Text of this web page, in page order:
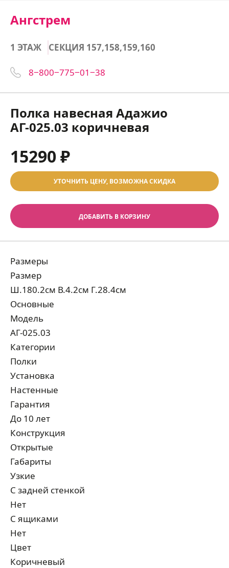
Ангстрем
1 ЭТАЖ СЕКЦИЯ 157,158,159,160
8‒800‒775‒01‒38
Полка навесная Адажио
АГ-025.03 коричневая
15290 ₽
УТОЧНИТЬ ЦЕНУ, ВОЗМОЖНА СКИДКА
ДОБАВИТЬ В КОРЗИНУ
Размеры
Размер
Ш.180.2см В.4.2см Г.28.4см
Основные
Модель
АГ-025.03
Категории
Полки
Установка
Настенные
Гарантия
До 10 лет
Конструкция
Открытые
Габариты
Узкие
С задней стенкой
Нет
С ящиками
Нет
Цвет
Коричневый